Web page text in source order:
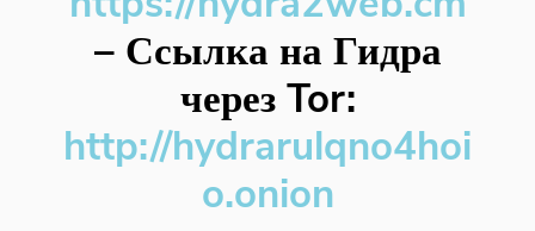
– Ссылка на Гидра
через Tor:
http://hydrarulqno4hoi
o.onion